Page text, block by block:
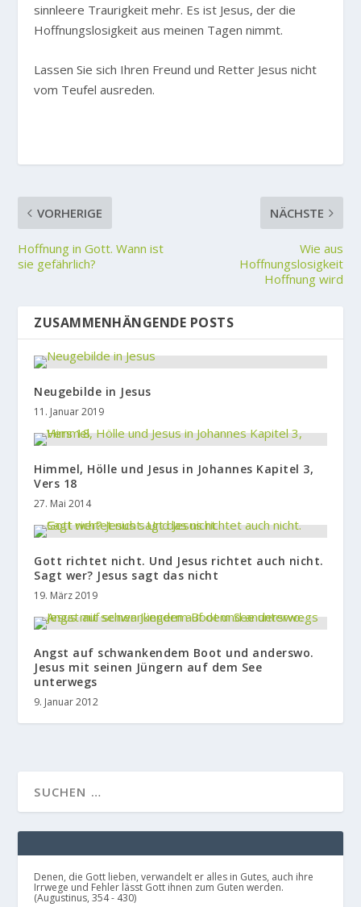
sinnleere Traurigkeit mehr. Es ist Jesus, der die
Hoffnungslosigkeit aus meinen Tagen nimmt.
Lassen Sie sich Ihren Freund und Retter Jesus nicht
vom Teufel ausreden.
VORHERIGE
Hoffnung in Gott. Wann ist
sie gefährlich?
NÄCHSTE
Wie aus
Hoffnungslosigkeit
Hoffnung wird
ZUSAMMENHÄNGENDE POSTS
Neugebilde in Jesus
11. Januar 2019
Himmel, Hölle und Jesus in Johannes Kapitel 3,
Vers 18
27. Mai 2014
Gott richtet nicht. Und Jesus richtet auch nicht.
Sagt wer? Jesus sagt das nicht
19. März 2019
Angst auf schwankendem Boot und anderswo.
Jesus mit seinen Jüngern auf dem See
unterwegs
9. Januar 2012
Denen, die Gott lieben, verwandelt er alles in Gutes, auch ihre
Irrwege und Fehler lässt Gott ihnen zum Guten werden.
(Augustinus, 354 - 430)